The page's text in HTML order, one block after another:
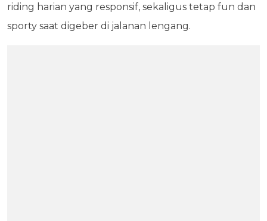
riding harian yang responsif, sekaligus tetap fun dan
sporty saat digeber di jalanan lengang.